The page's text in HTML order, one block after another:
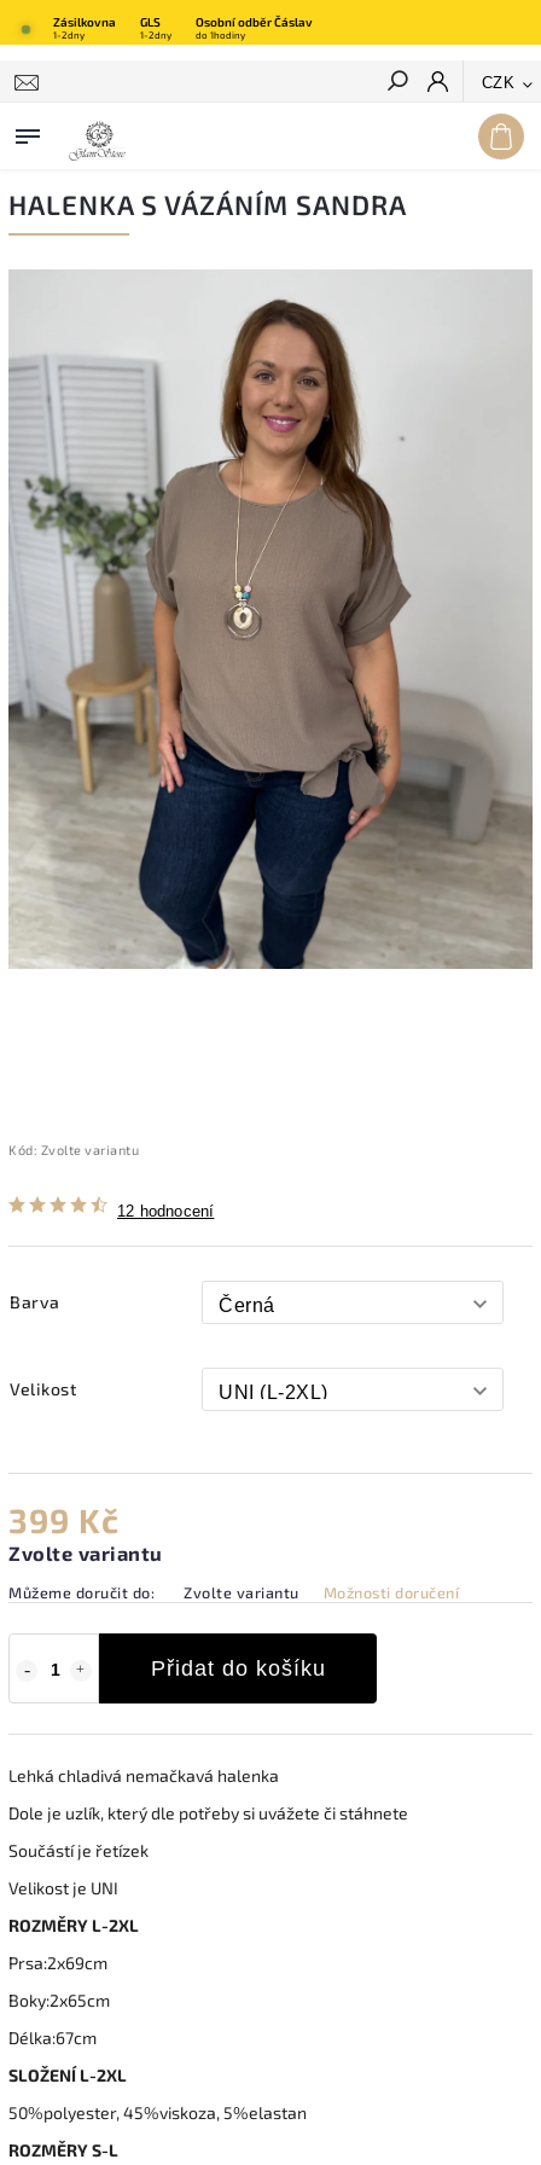
Zásilkovna GLS Osobní odběr Čáslav
1-2dny 1-2dny do 1hodiny
CZK
Hledat
HALENKA S VÁZÁNÍM SANDRA
Kód: Zvolte variantu
12 hodnocení
Barva
Velikost
399 Kč
Zvolte variantu
Můžeme doručit do: Zvolte variantu Možnosti doručení
Přidat do košíku
Lehká chladivá nemačkavá halenka
Dole je uzlík, který dle potřeby si uvážete či stáhnete
Součástí je řetízek
Velikost je UNI
ROZMĚRY L-2XL
Prsa:2x69cm
Boky:2x65cm
Délka:67cm
SLOŽENÍ L-2XL
50%polyester, 45%viskoza, 5%elastan
ROZMĚRY S-L